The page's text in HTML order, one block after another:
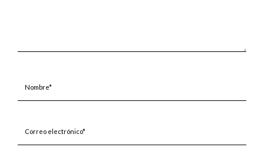
electrónico*